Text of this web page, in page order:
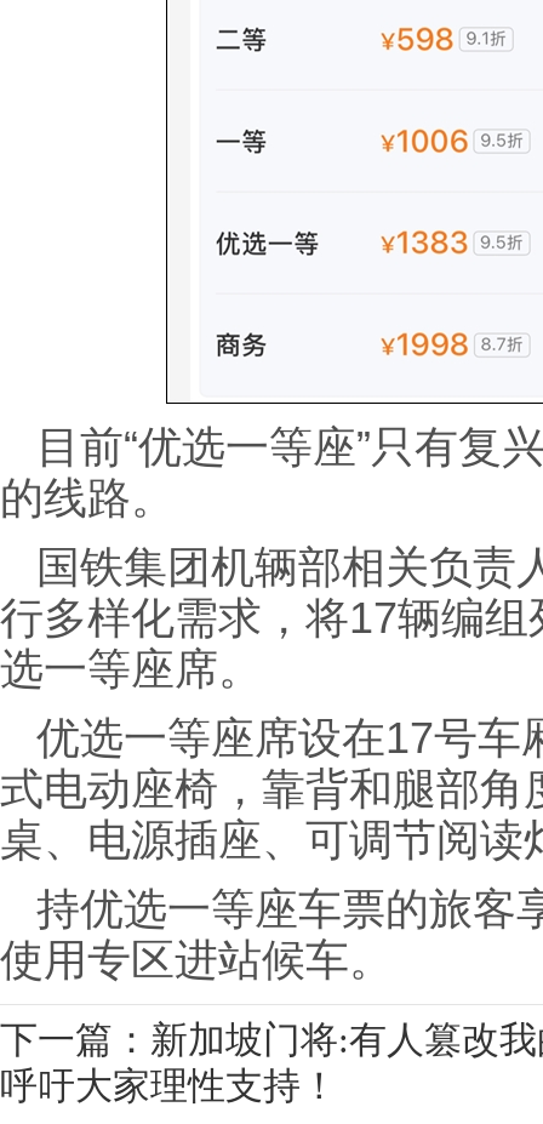
目前“优选一等座”只有复
的线路。
国铁集团机辆部相关负责
行多样化需求，将17辆编
选一等座席。
优选一等座席设在17号车
式电动座椅，靠背和腿部
桌、电源插座、可调节阅读
持优选一等座车票的旅客
使用专区进站候车。
下一篇：新加坡门将:有人篡改
呼吁大家理性支持！